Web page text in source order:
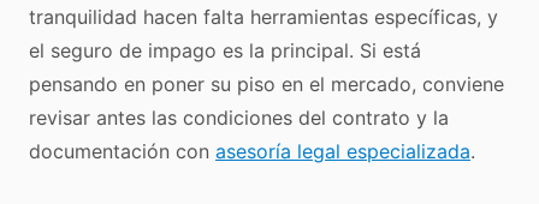
tranquilidad hacen falta herramientas específicas, y
el seguro de impago es la principal. Si está
pensando en poner su piso en el mercado, conviene
revisar antes las condiciones del contrato y la
documentación con asesoría legal especializada.